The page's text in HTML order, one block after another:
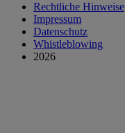
Rechtliche Hinweise
Impressum
Datenschutz
Whistleblowing
2026